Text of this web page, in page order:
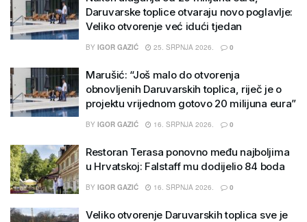
Daruvarske toplice otvaraju novo poglavlje:
Veliko otvorenje već idući tjedan
BY IGOR GAZIĆ 25. SRPNJA 2026. 0
Marušić: “Još malo do otvorenja
obnovljenih Daruvarskih toplica, riječ je o
projektu vrijednom gotovo 20 milijuna eura”
BY IGOR GAZIĆ 16. SRPNJA 2026. 0
Restoran Terasa ponovno među najboljima
u Hrvatskoj: Falstaff mu dodijelio 84 boda
BY IGOR GAZIĆ 16. SRPNJA 2026. 0
Veliko otvorenje Daruvarskih toplica sve je